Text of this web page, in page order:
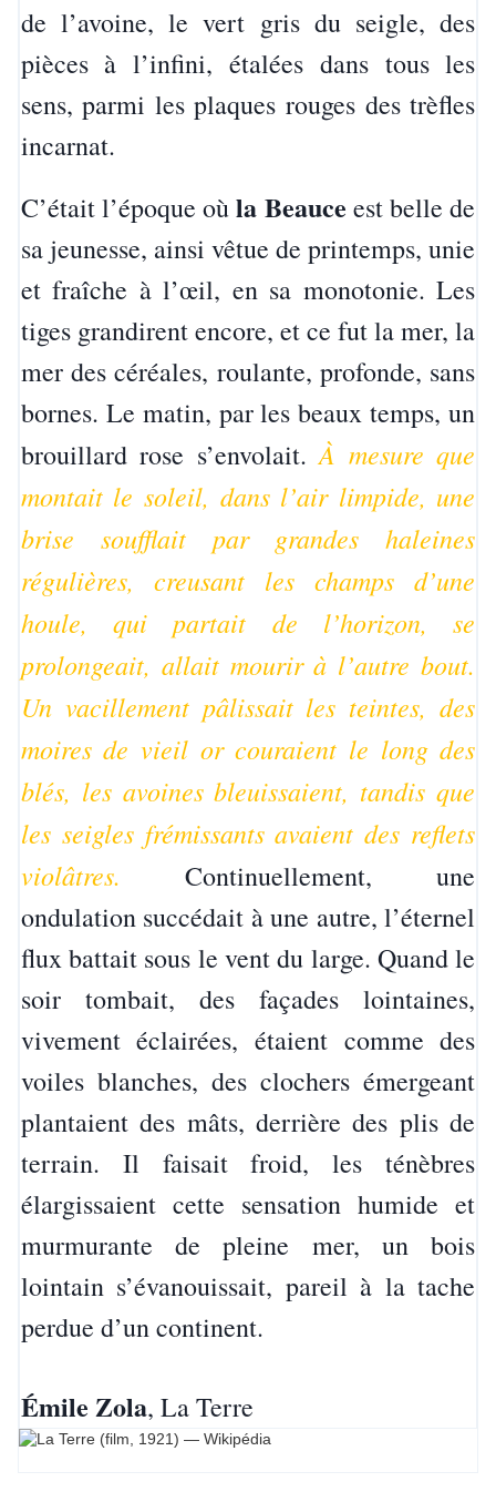
de l’avoine, le vert gris du seigle, des
pièces à l’infini, étalées dans tous les
sens, parmi les plaques rouges des trèfles
incarnat.
C’était l’époque oùla Beauce est belle de
sa jeunesse, ainsi vêtue de printemps, unie
et fraîche à l’œil, en sa monotonie. Les
tiges grandirent encore, et ce fut la mer, la
mer des céréales, roulante, profonde, sans
bornes. Le matin, par les beaux temps, un
brouillard rose s’envolait.À mesure que
montait le soleil, dans l’air limpide, une
brise soufflait par grandes haleines
régulières, creusant les champs d’une
houle, qui partait de l’horizon, se
prolongeait, allait mourir à l’autre bout.
Un vacillement pâlissait les teintes, des
moires de vieil or couraient le long des
blés, les avoines bleuissaient, tandis que
les seigles frémissants avaient des reflets
violâtres.
Continuellement, une
ondulation succédait à une autre, l’éternel
flux battait sous le vent du large. Quand le
soir tombait, des façades lointaines,
vivement éclairées, étaient comme des
voiles blanches, des clochers émergeant
plantaient des mâts, derrière des plis de
terrain. Il faisait froid, les ténèbres
élargissaient cette sensation humide et
murmurante de pleine mer, un bois
lointain s’évanouissait, pareil à la tache
perdue d’un continent.
Émile Zola, La Terre